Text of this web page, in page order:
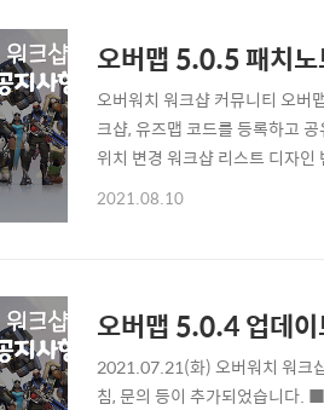
오버맵 5.0.5 패치
오버워치 워크샵 커뮤니티 오
크샵, 유즈맵 코드를 등록하고
위치 변경 워크샵 리스트 디자
샵, 패치노트, 이벤트...)가 좌측
2021.08.10
오버맵 5.0.4 업데
2021.07.21(화) 오버워치 워크
침, 문의 등이 추가되었습니다.